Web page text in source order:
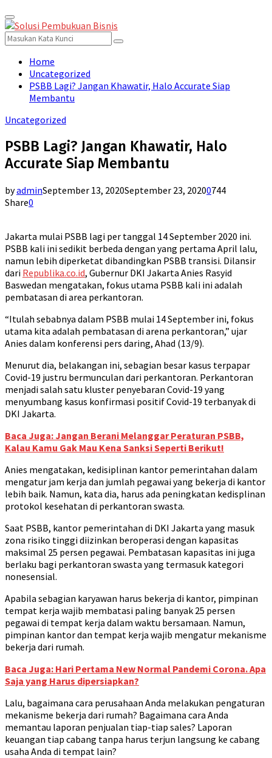
for:
Primary
Menu
Search
for:
Search
Home
Uncategorized
PSBB Lagi? Jangan Khawatir, Halo Accurate Siap
Membantu
Uncategorized
PSBB Lagi? Jangan Khawatir, Halo
Accurate Siap Membantu
byadminSeptember 13, 2020September 23, 20200744
Share0
Jakarta mulai PSBB lagi per tanggal 14 September 2020 ini.
PSBB kali ini sedikit berbeda dengan yang pertama April lalu,
namun lebih diperketat dibandingkan PSBB transisi. Dilansir
dari Republika.co.id, Gubernur DKI Jakarta Anies Rasyid
Baswedan mengatakan, fokus utama PSBB kali ini adalah
pembatasan di area perkantoran.
“Itulah sebabnya dalam PSBB mulai 14 September ini, fokus
utama kita adalah pembatasan di arena perkantoran,” ujar
Anies dalam konferensi pers daring, Ahad (13/9).
Menurut dia, belakangan ini, sebagian besar kasus terpapar
Covid-19 justru bermunculan dari perkantoran. Perkantoran
menjadi salah satu kluster penyebaran Covid-19 yang
menyumbang kasus konfirmasi positif Covid-19 terbanyak di
DKI Jakarta.
Baca Juga: Jangan Berani Melanggar Peraturan PSBB,
Kalau Kamu Gak Mau Kena Sanksi Seperti Berikut!
Anies mengatakan, kedisiplinan kantor pemerintahan dalam
mengatur jam kerja dan jumlah pegawai yang bekerja di kantor
lebih baik. Namun, kata dia, harus ada peningkatan kedisplinan
protokol kesehatan di perkantoran swasta.
Saat PSBB, kantor pemerintahan di DKI Jakarta yang masuk
zona risiko tinggi diizinkan beroperasi dengan kapasitas
maksimal 25 persen pegawai. Pembatasan kapasitas ini juga
berlaku bagi perkantoran swasta yang termasuk kategori
nonesensial.
Apabila sebagian karyawan harus bekerja di kantor, pimpinan
tempat kerja wajib membatasi paling banyak 25 persen
pegawai di tempat kerja dalam waktu bersamaan. Namun,
pimpinan kantor dan tempat kerja wajib mengatur mekanisme
bekerja dari rumah.
Baca Juga: Hari Pertama New Normal Pandemi Corona. Apa
Saja yang Harus dipersiapkan?
Lalu, bagaimana cara perusahaan Anda melakukan pengaturan
mekanisme bekerja dari rumah? Bagaimana cara Anda
memantau laporan penjualan tiap-tiap sales? Laporan
keuangan tiap cabang tanpa harus terjun langsung ke cabang
usaha Anda di tempat lain?